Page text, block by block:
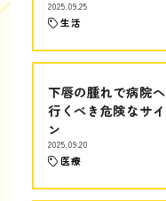
2025.09.25
生活
下唇の腫れで病院へ
行くべき危険なサイ
ン
2025.09.20
医療